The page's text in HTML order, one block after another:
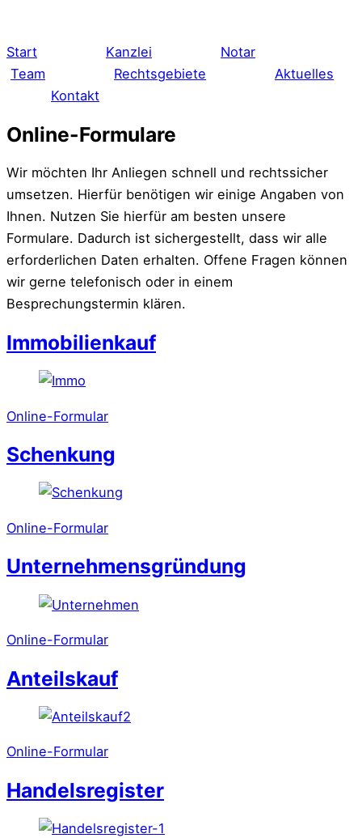
springen
Start Kanzlei
Notar
Team
Rechtsgebiete
Aktuelles
Kontakt
Online-Formulare
Wir möchten Ihr Anliegen schnell und rechtssicher
umsetzen. Hierfür benötigen wir einige Angaben von
Ihnen. Nutzen Sie hierfür am besten unsere
Formulare. Dadurch ist sichergestellt, dass wir alle
erforderlichen Daten erhalten. Offene Fragen können
wir gerne telefonisch oder in einem
Besprechungstermin klären.
Immobilienkauf
Online-Formular
Schenkung
Online-Formular
Unternehmensgründung
Online-Formular
Anteilskauf
Online-Formular
Handelsregister